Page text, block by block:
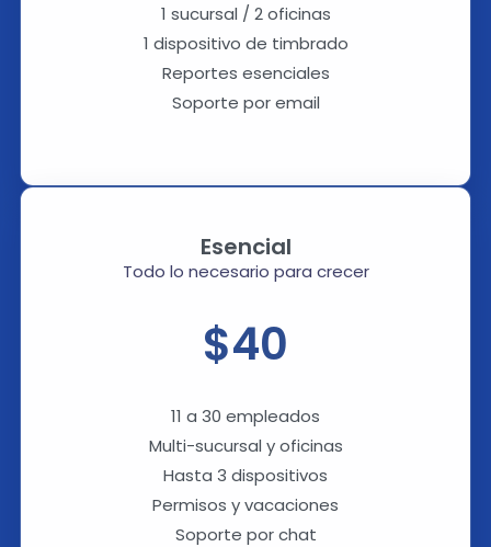
1 sucursal / 2 oficinas
1 dispositivo de timbrado
Reportes esenciales
Soporte por email
Esencial
Todo lo necesario para crecer
$40
11 a 30 empleados
Multi-sucursal y oficinas
Hasta 3 dispositivos
Permisos y vacaciones
Soporte por chat